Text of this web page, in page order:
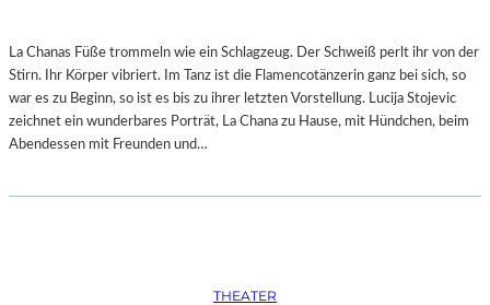
?
La Chanas Füße trommeln wie ein Schlagzeug. Der Schweiß perlt ihr von der
Stirn. Ihr Körper vibriert. Im Tanz ist die Flamencotänzerin ganz bei sich, so
war es zu Beginn, so ist es bis zu ihrer letzten Vorstellung. Lucija Stojevic
zeichnet ein wunderbares Porträt, La Chana zu Hause, mit Hündchen, beim
Abendessen mit Freunden und…
THEATER